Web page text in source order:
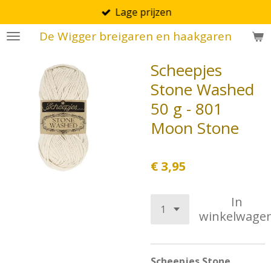
direct
naar
hoofdinhoud
De Wigger breigaren en haakgaren
Lage prijzen
Scheepjes
Stone Washed
50 g - 801
Moon Stone
€ 3,95
In